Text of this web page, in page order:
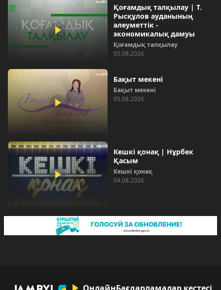
Қоғамдық талқылау | Т.
Рысқұлов ауданының
әлеуметтік -
экономикалық дамуы
Қоғамдық талқылау
05.08.2026
Бақыт мекені
Бақыт мекені
05.08.2026
Кешкі қонақ | Нұрбек
Қасым
Кешкі қонақ
04.08.2026
ОнлайнБағдарламалар кестесі